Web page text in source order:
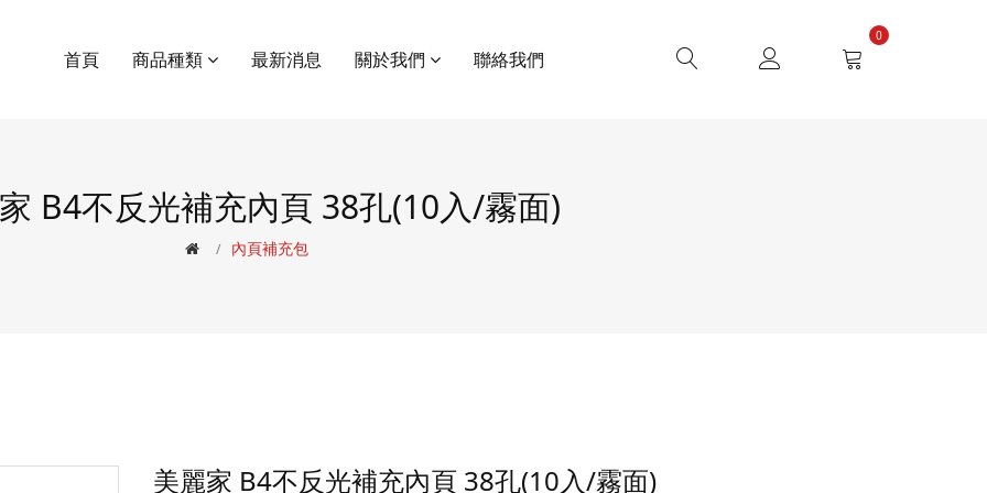
首頁 商品種類 最新消息 關於我們 聯絡我們
0
B4不反光補充內頁 38孔(10入/霧面)
內頁補充包
美麗家 B4不反光補充內頁 38孔(10入/霧面)